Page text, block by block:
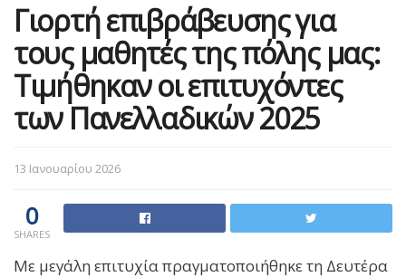
Γιορτή επιβράβευσης για
τους μαθητές της πόλης μας:
Τιμήθηκαν οι επιτυχόντες
των Πανελλαδικών 2025
13 Ιανουαρίου 2026
0
SHARES
Με μεγάλη επιτυχία πραγματοποιήθηκε τη Δευτέρα